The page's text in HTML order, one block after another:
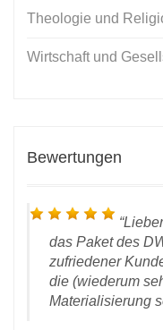
Theologie und
Wirtschaft und
Bewertungen
das Paket des
zufriedener
die (wiederum
Materialisierung